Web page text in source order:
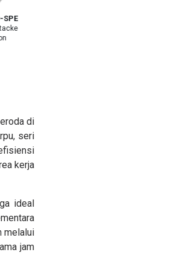
200
di
seri
kerja
ideal
melalui
jam